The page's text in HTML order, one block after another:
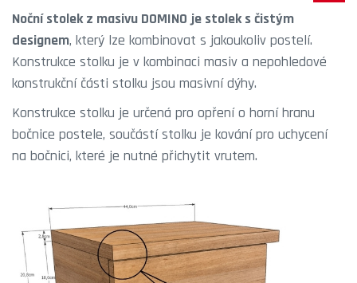
Noční stolek z masivu DOMINO je stolek s čistým
designem, který lze kombinovat s jakoukoliv postelí.
Konstrukce stolku je v kombinaci masiv a nepohledové
konstrukční části stolku jsou masivní dýhy.
Konstrukce stolku je určená pro opření o horní hranu
bočnice postele, součástí stolku je kování pro uchycení
na bočnici, které je nutné přichytit vrutem.